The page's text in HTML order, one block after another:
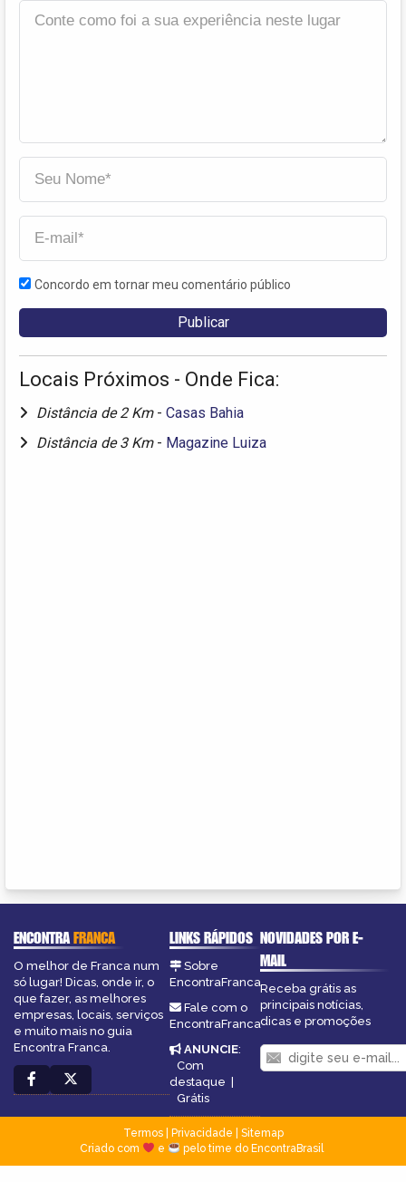
Concordo em tornar meu comentário público
Locais Próximos - Onde Fica:
Distância de 2 Km - Casas Bahia
Distância de 3 Km - Magazine Luiza
ENCONTRAFRANCA
O melhor de Franca num
só lugar! Dicas, onde ir, o
que fazer, as melhores
empresas, locais, serviços
e muito mais no guia
Encontra Franca.
LINKS RÁPIDOS
Sobre
EncontraFranca
Fale com o
EncontraFranca
ANUNCIE:
Com
destaque |
Grátis
NOVIDADES POR E-
MAIL
Receba grátis as
principais notícias,
dicas e promoções
Termos| Privacidade
Sitemap
Criado com
e pelo time do EncontraBrasil